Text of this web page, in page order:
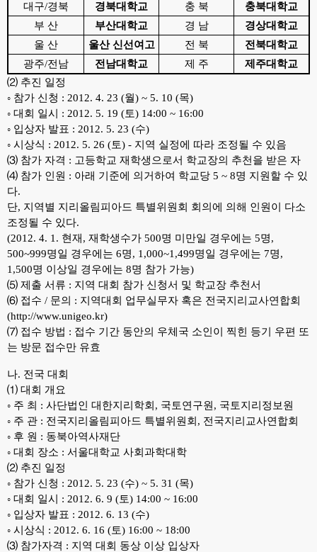
대구/경북
경북대학교 충 북
충북대학교
부 산
부산대학교 경 남
경상대학교
울 산
울산 신선여고 전 북
전북대학교
광주/전남
전남대학교 제 주
제주대학교
⑵ 추진 일정
◦ 참가 신청 : 2012. 4. 23 (월) ~ 5. 10 (목)
◦ 대회 일시 : 2012. 5. 19 (토) 14:00 ~ 16:00
◦ 입상자 발표 : 2012. 5. 23 (수)
◦ 시상식 : 2012. 5. 26 (토) - 지역 실정에 따라 조정될 수 있음
⑶ 참가 자격 : 고등학교 재학생으로서 학교장의 추천을 받은 자
⑷ 참가 인원 : 아래 기준에 의거하여 학교당 5 ~ 8명 지원할 수 있
다.
단, 지역별 지리올림피아드 특별위원회 회의에 의해 인원이 다소
조정될 수 있다.
(2012. 4. 1. 현재, 재학생수가 500명 미만일 경우에는 5명,
500~999명일 경우에는 6명, 1,000~1,499명일 경우에는 7명,
1,500명 이상일 경우에는 8명 참가 가능)
⑸ 제출 서류 : 지역 대회 참가 신청서 및 학교장 추천서
⑹ 접수 / 문의 : 지역대회 업무실무자 혹은 전국지리교사연합회
(http://www.unigeo.kr)
⑺ 접수 방법 : 접수 기간 동안의 우체국 소인이 찍힌 등기 우편 또
는 방문 접수만 유효
나. 전국 대회
⑴ 대회 개요
◦ 주 최 : 사단법인 대한지리학회, 국토연구원, 국토지리정보원
◦ 주 관 : 전국지리올림피아드 특별위원회, 전국지리교사연합회
◦ 후 원 : 동북아역사재단
◦ 대회 장소 : 서울대학교 사회과학대학
⑵ 추진 일정
◦ 참가 신청 : 2012. 5. 23 (수) ~ 5. 31 (목)
◦ 대회 일시 : 2012. 6. 9 (토) 14:00 ~ 16:00
◦ 입상자 발표 : 2012. 6. 13 (수)
◦ 시상식 : 2012. 6. 16 (토) 16:00 ~ 18:00
⑶ 참가자격 : 지역 대회 동상 이상 입상자